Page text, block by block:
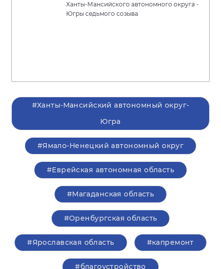
Ханты-Мансийского автономного округа -
Югры седьмого созыва
#Ханты-Мансийский автономный округ-
Югра
#Ямало-Ненецкий автономный округ
#Еврейская автономная область
#Магаданская область
#Оренбургская область
#Ярославская область #капремонт
#благоустройство